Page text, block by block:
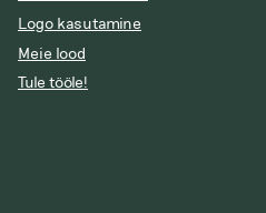
Logo kasutamine
Meie lood
Tule tööle!